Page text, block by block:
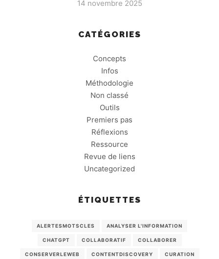
14 novembre 2025
CATÉGORIES
Concepts
Infos
Méthodologie
Non classé
Outils
Premiers pas
Réflexions
Ressource
Revue de liens
Uncategorized
ÉTIQUETTES
ALERTESMOTSCLES ANALYSER L'INFORMATION
CHATGPT COLLABORATIF COLLABORER
CONSERVERLEWEB CONTENTDISCOVERY CURATION